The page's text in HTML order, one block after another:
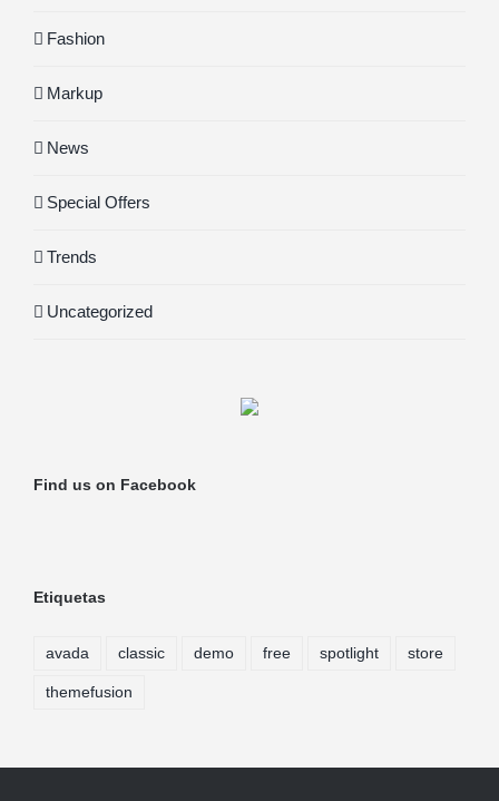
Fashion
Markup
News
Special Offers
Trends
Uncategorized
Find us on Facebook
Etiquetas
avada classic demo free spotlight store
themefusion